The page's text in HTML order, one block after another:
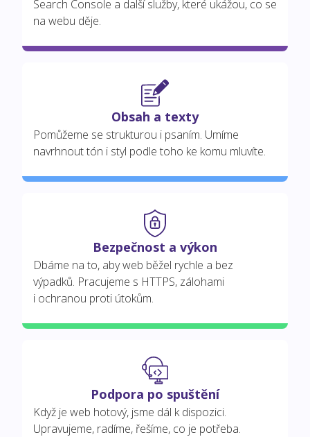
Search Console a další služby, které ukážou, co se
na webu děje.
Obsah a texty
Pomůžeme se strukturou i psaním. Umíme
navrhnout tón i styl podle toho ke komu mluvíte.
Bezpečnost a výkon
Dbáme na to, aby web běžel rychle a bez
výpadků. Pracujeme s HTTPS, zálohami
i ochranou proti útokům.
Podpora po spuštění
Když je web hotový, jsme dál k dispozici.
Upravujeme, radíme, řešíme, co je potřeba.